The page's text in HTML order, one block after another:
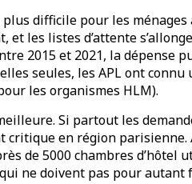
difficile pour les
les listes d’attente
2015 et 2021, la dépense
seules, les APL ont connu
les organismes HLM).
Si partout les
en région parisienne.
de 5000 chambres d’hôtel
qui ne doivent pas pour